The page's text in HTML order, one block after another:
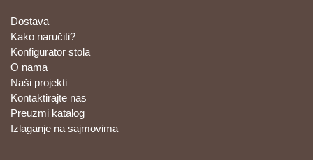
Dostava
Kako naručiti?
Konfigurator stola
O nama
Naši projekti
Kontaktirajte nas
Preuzmi katalog
Izlaganje na sajmovima